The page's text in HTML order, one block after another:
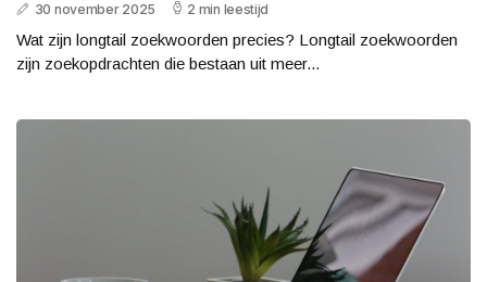
30 november 2025 2 min leestijd
Wat zijn longtail zoekwoorden precies? Longtail zoekwoorden
zijn zoekopdrachten die bestaan uit meer...